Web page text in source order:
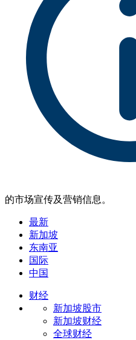
的市场宣传及营销信息。
最新
新加坡
东南亚
国际
中国
财经
新加坡股市
新加坡财经
全球财经